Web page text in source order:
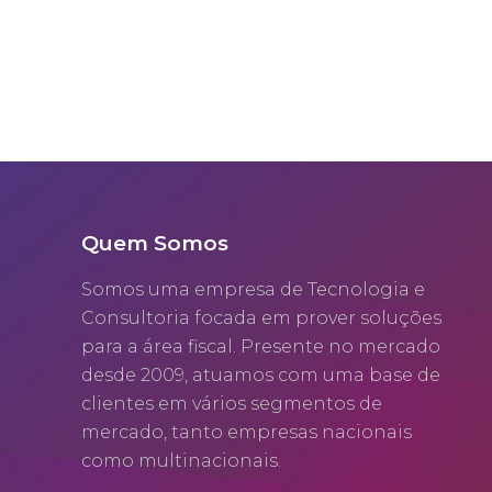
Quem Somos
Somos uma empresa de Tecnologia e
Consultoria focada em prover soluções
para a área fiscal. Presente no mercado
desde 2009, atuamos com uma base de
clientes em vários segmentos de
mercado, tanto empresas nacionais
como multinacionais.